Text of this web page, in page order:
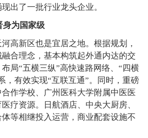
出了一批行业龙头企业。
身为国家级
高新区也是宜居之地。根据规划，
合理念，基本构筑起外通内达的交
局“五横三纵”高快速路网络、“四横
，有效实现“互联互通”。同时，重磅
作学校、广州医科大学附属中医医
疗资源。日航酒店、中央大厨房、
等相继投入运营，商业配套设施不